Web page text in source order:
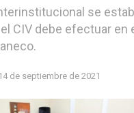
se
CIV debe efectuar en
de septiembre de 2021